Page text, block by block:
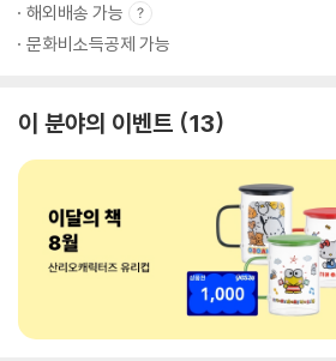
해외배송 가능
문화비소득공제 가능
이 분야의 이벤트 13